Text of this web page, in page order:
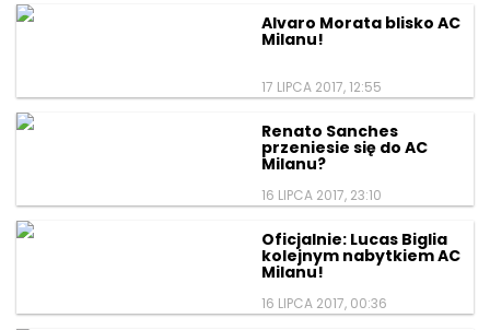
Alvaro Morata blisko AC
Milanu!
17 LIPCA 2017, 12:55
Renato Sanches
przeniesie się do AC
Milanu?
16 LIPCA 2017, 23:10
Oficjalnie: Lucas Biglia
kolejnym nabytkiem AC
Milanu!
16 LIPCA 2017, 00:36